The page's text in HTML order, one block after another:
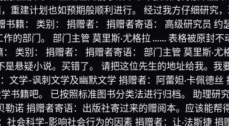
重建计划也如预期般顺利进行。 经过我方仔细研究
籍： 类别： 捐赠者： 捐赠者寄语： 高级研究员
的部门。 部门主管 莫里斯·尤格拉 …… 表格被原封
类别： 捐赠者： 捐赠者寄语： 部门主管 莫里斯·
悬疑小说。买错了。 请把这位先生的地址给我。
学-讽刺文学及幽默文学 捐赠者：阿蕾妲·卡佩德
书籍吧。 已按照标准图书分类法进行归档。 助理
诺 捐赠者寄语：出版社寄过来的赠阅本。应该能
会科学-影响社会行为的因素 捐赠者：让·法斯捷